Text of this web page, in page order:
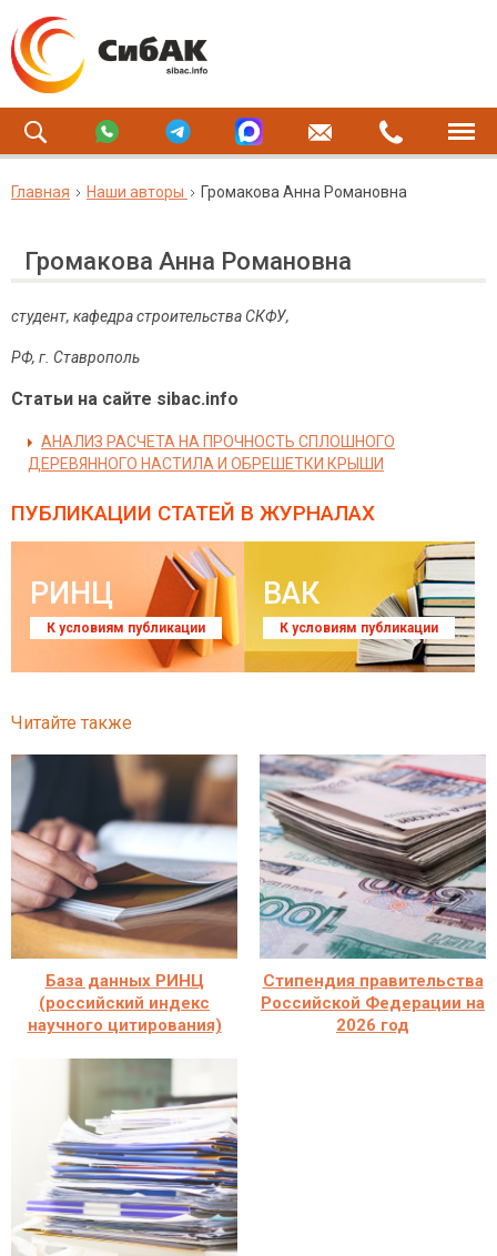
Главная Наши авторы Громакова Анна Романовна
Громакова Анна Романовна
студент, кафедра строительства СКФУ,
РФ, г. Ставрополь
Статьи на сайте sibac.info
АНАЛИЗ РАСЧЕТА НА ПРОЧНОСТЬ СПЛОШНОГО
ДЕРЕВЯННОГО НАСТИЛА И ОБРЕШЕТКИ КРЫШИ
ПУБЛИКАЦИИ СТАТЕЙ В ЖУРНАЛАХ
РИНЦ
К условиям публикации
ВАК
К условиям публикации
Читайте также
База данных РИНЦ
(российский индекс
научного цитирования)
Стипендия правительства
Российской Федерации на
2026 год